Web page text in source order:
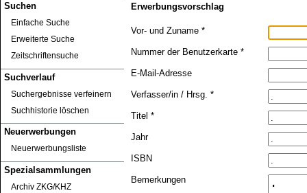
Suchen
Einfache Suche
Erweiterte Suche
Zeitschriftensuche
Suchverlauf
Suchergebnisse verfeinern
Suchhistorie löschen
Neuerwerbungen
Neuerwerbungsliste
Spezialsammlungen
Archiv ZKG/KHZ
Erwerbungsvorschlag
Vor- und Zuname *
Nummer der Benutzerkarte *
E-Mail-Adresse
Verfasser/in / Hrsg. *
Titel *
Jahr
ISBN
Bemerkungen